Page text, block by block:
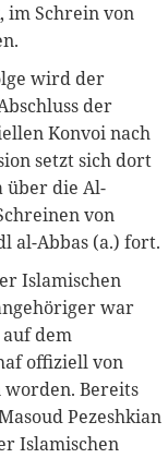
im Schrein von
wird der
der
Konvoi nach
setzt sich dort
über die Al-
von
al-Abbas (a.) fort.
Islamischen
war
dem
offiziell von
Bereits
Pezeshkian
Islamischen